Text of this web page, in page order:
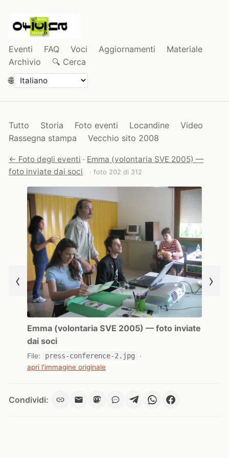
Eventi FAQ Voci Aggiornamenti
Materiale
Archivio
🔍 Cerca
🌐
Tutto Storia Foto eventi Locandine
Video
Rassegna stampa
Vecchio sito 2008
← Foto degli eventi · Emma (volontaria SVE 2005) —
foto inviate dai soci
· foto 202 di 312
‹
Emma (volontaria SVE 2005) — foto inviate
dai soci
File: press-conference-2.jpg
·
apri l'immagine originale
›
Condividi: